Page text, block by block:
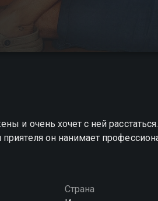
и очень хочет с ней
он нанимает
Страна